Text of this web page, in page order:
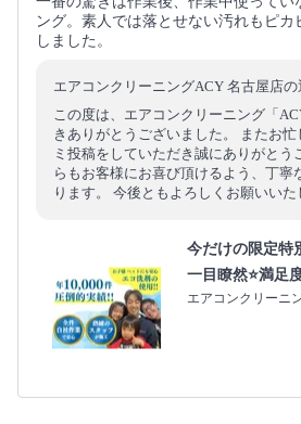
ング。素人では落とせない汚れもピカ
しました。
エアコンクリーニングACY 名古屋店の
この度は、エアコンクリーニング「
きありがとうございました。 またお
ミ投稿をしていただき誠にありがとう
らもお客様にお喜び頂けるよう、丁寧
ります。 今後ともよろしくお願いいた
今だけの限定特
一目瞭然⭐満足
エアコンクリーニ